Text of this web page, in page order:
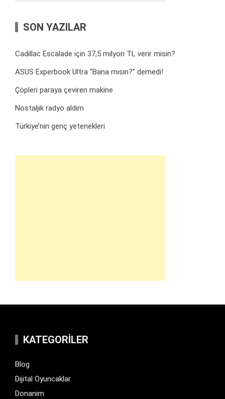
SON YAZILAR
Cadillac Escalade için 37,5 milyon TL verir misin?
ASUS Experbook Ultra “Bana mısın?” demedi!
Çöpleri paraya çeviren makine
Nostaljik radyo aldım
Türkiye’nin genç yetenekleri
KATEGORILER
Blog
Dijital Oyuncaklar
Donanim